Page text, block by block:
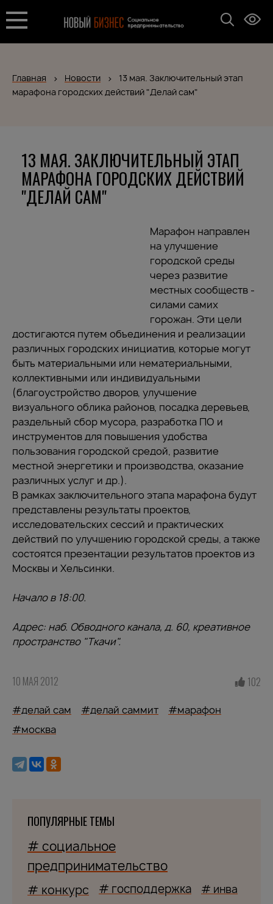
Главная Новости
13 мая. Заключительный этап
марафона городских действий "Делай сам"
13 МАЯ. ЗАКЛЮЧИТЕЛЬНЫЙ ЭТАП
МАРАФОНА ГОРОДСКИХ ДЕЙСТВИЙ
"ДЕЛАЙ САМ"
Марафон направлен
на улучшение
городской среды
через развитие
местных сообществ -
силами самих
горожан. Эти цели
достигаются путем объединения и реализации
различных городских инициатив, которые могут
быть материальными или нематериальными,
коллективными или индивидуальными
(благоустройство дворов, улучшение
визуального облика районов, посадка деревьев,
раздельный сбор мусора, разработка ПО и
инструментов для повышения удобства
пользования городской средой, развитие
местной энергетики и производства, оказание
различных услуг и др.).
В рамках заключительного этапа марафона будут
представлены результаты проектов,
исследовательских сессий и практических
действий по улучшению городской среды, а также
состоятся презентации результатов проектов из
Москвы и Хельсинки.
Начало в 18:00.
Адрес: наб. Обводного канала, д. 60, креативное
пространство "Ткачи".
10 МАЯ 2012 102
#делай сам #делай саммит
#марафон
#москва
ПОПУЛЯРНЫЕ ТЕМЫ
# социальное
предпринимательство
# конкурс # господдержка # инва